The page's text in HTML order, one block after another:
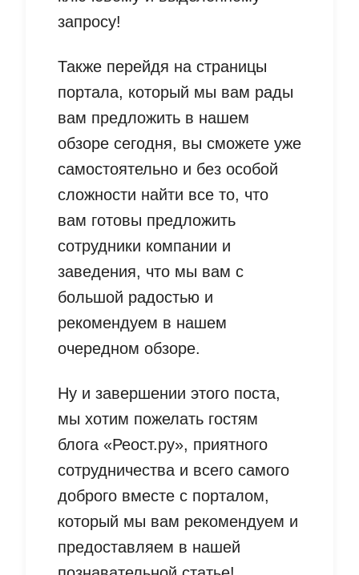
запросу!
Также перейдя на страницы
портала, который мы вам рады
вам предложить в нашем
обзоре сегодня, вы сможете уже
самостоятельно и без особой
сложности найти все то, что
вам готовы предложить
сотрудники компании и
заведения, что мы вам с
большой радостью и
рекомендуем в нашем
очередном обзоре.
Ну и завершении этого поста,
мы хотим пожелать гостям
блога «Реост.ру», приятного
сотрудничества и всего самого
доброго вместе с порталом,
который мы вам рекомендуем и
предоставляем в нашей